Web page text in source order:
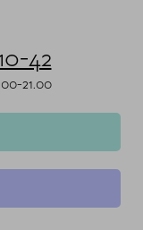
42
21.00